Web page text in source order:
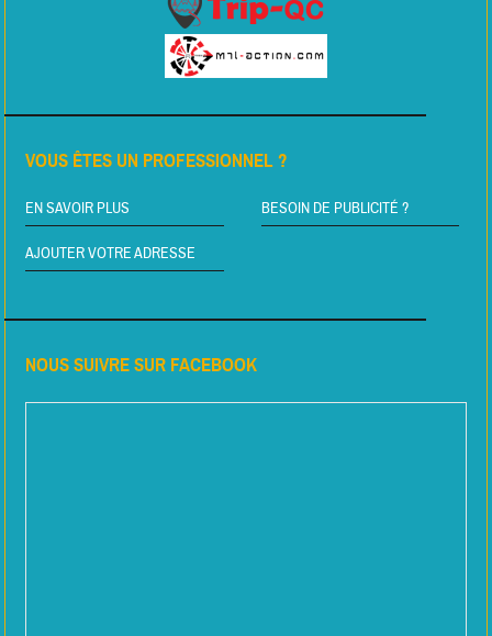
VOUS ÊTES UN PROFESSIONNEL ?
EN SAVOIR PLUS BESOIN DE PUBLICITÉ ?
AJOUTER VOTRE ADRESSE
NOUS SUIVRE SUR FACEBOOK